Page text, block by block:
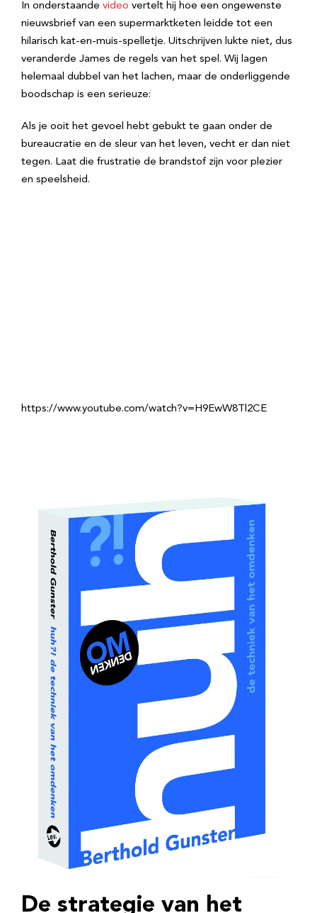
In onderstaande video vertelt hij hoe een ongewenste
nieuwsbrief van een supermarktketen leidde tot een
hilarisch kat-en-muis-spelletje. Uitschrijven lukte niet, dus
veranderde James de regels van het spel. Wij lagen
helemaal dubbel van het lachen, maar de onderliggende
boodschap is een serieuze:
Als je ooit het gevoel hebt gebukt te gaan onder de
bureaucratie en de sleur van het leven, vecht er dan niet
tegen. Laat die frustratie de brandstof zijn voor plezier
en speelsheid.
https://www.youtube.com/watch?v=H9EwW8Tl2CE
De strategie van het